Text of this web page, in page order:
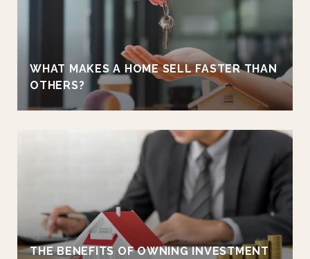
WHAT MAKES A HOME SELL FASTER THAN
OTHERS?
THE BENEFITS OF OWNING INVESTMENT